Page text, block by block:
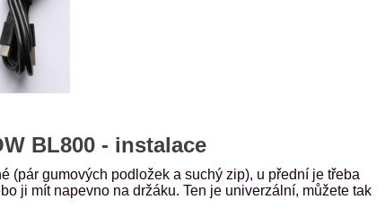
BL800 - instalace
(pár gumových podložek a suchý zip), u přední je třeba
ji mít napevno na držáku. Ten je univerzální, můžete tak